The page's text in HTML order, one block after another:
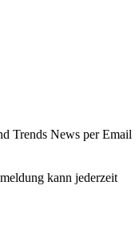
Trends News per Email
kann jederzeit